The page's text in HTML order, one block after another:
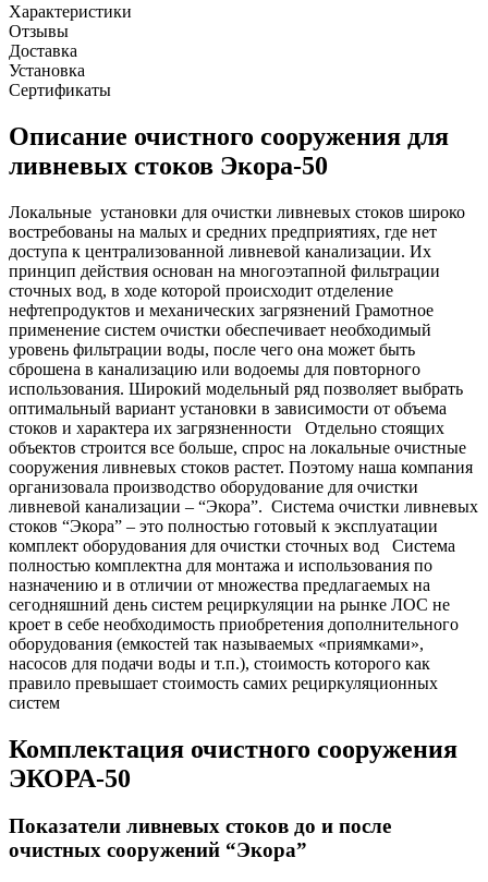
Характеристики
Отзывы
Доставка
Установка
Сертификаты
Описание очистного сооружения для
ливневых стоков Экора-50
Локальные установки для очистки ливневых стоков широко
востребованы на малых и средних предприятиях, где нет
доступа к централизованной ливневой канализации. Их
принцип действия основан на многоэтапной фильтрации
сточных вод, в ходе которой происходит отделение
нефтепродуктов и механических загрязнений Грамотное
применение систем очистки обеспечивает необходимый
уровень фильтрации воды, после чего она может быть
сброшена в канализацию или водоемы для повторного
использования. Широкий модельный ряд позволяет выбрать
оптимальный вариант установки в зависимости от объема
стоков и характера их загрязненности Отдельно стоящих
объектов строится все больше, спрос на локальные очистные
сооружения ливневых стоков растет. Поэтому наша компания
организовала производство оборудование для очистки
ливневой канализации – “Экора”. Система очистки ливневых
стоков “Экора” – это полностью готовый к эксплуатации
комплект оборудования для очистки сточных вод Система
полностью комплектна для монтажа и использования по
назначению и в отличии от множества предлагаемых на
сегодняшний день систем рециркуляции на рынке ЛОС не
кроет в себе необходимость приобретения дополнительного
оборудования (емкостей так называемых «приямками»,
насосов для подачи воды и т.п.), стоимость которого как
правило превышает стоимость самих рециркуляционных
систем
Комплектация очистного сооружения
ЭКОРА-50
Показатели ливневых стоков до и после
очистных сооружений “Экора”